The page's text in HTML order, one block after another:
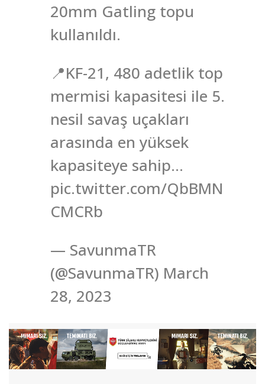
20mm Gatling topu
kullanıldı.
📍KF-21, 480 adetlik top
mermisi kapasitesi ile 5.
nesil savaş uçakları
arasında en yüksek
kapasiteye sahip…
pic.twitter.com/QbBMN
CMCRb
— SavunmaTR
(@SavunmaTR) March
28, 2023